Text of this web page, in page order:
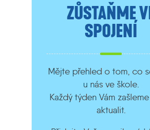
ZŮSTAŇME
SPOJENÍ
Mějte přehled o tom, co
u nás ve škole.
Každý týden Vám
aktualit.